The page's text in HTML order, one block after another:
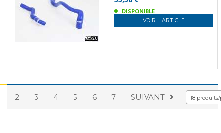
DISPONIBLE
VOIR L ARTICLE
2 3 4 5 6 7 SUIVANT 18